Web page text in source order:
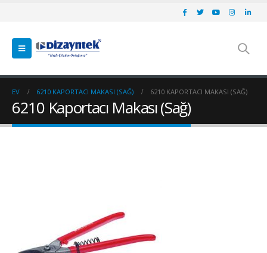
EV 6210 KAPORTACI MAKASI (SAĞ) 6210 KAPORTACI MAKASI (SAĞ)
6210 Kaportacı Makası (Sağ)